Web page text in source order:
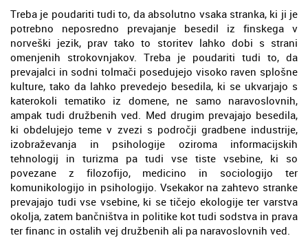
Treba je poudariti tudi to, da absolutno vsaka stranka, ki ji je
potrebno neposredno prevajanje besedil iz finskega v
norveški jezik, prav tako to storitev lahko dobi s strani
omenjenih strokovnjakov. Treba je poudariti tudi to, da
prevajalci in sodni tolmači posedujejo visoko raven splošne
kulture, tako da lahko prevedejo besedila, ki se ukvarjajo s
katerokoli tematiko iz domene, ne samo naravoslovnih,
ampak tudi družbenih ved. Med drugim prevajajo besedila,
ki obdelujejo teme v zvezi s področji gradbene industrije,
izobraževanja in psihologije oziroma informacijskih
tehnologij in turizma pa tudi vse tiste vsebine, ki so
povezane z filozofijo, medicino in sociologijo ter
komunikologijo in psihologijo. Vsekakor na zahtevo stranke
prevajajo tudi vse vsebine, ki se tičejo ekologije ter varstva
okolja, zatem bančništva in politike kot tudi sodstva in prava
ter financ in ostalih vej družbenih ali pa naravoslovnih ved.